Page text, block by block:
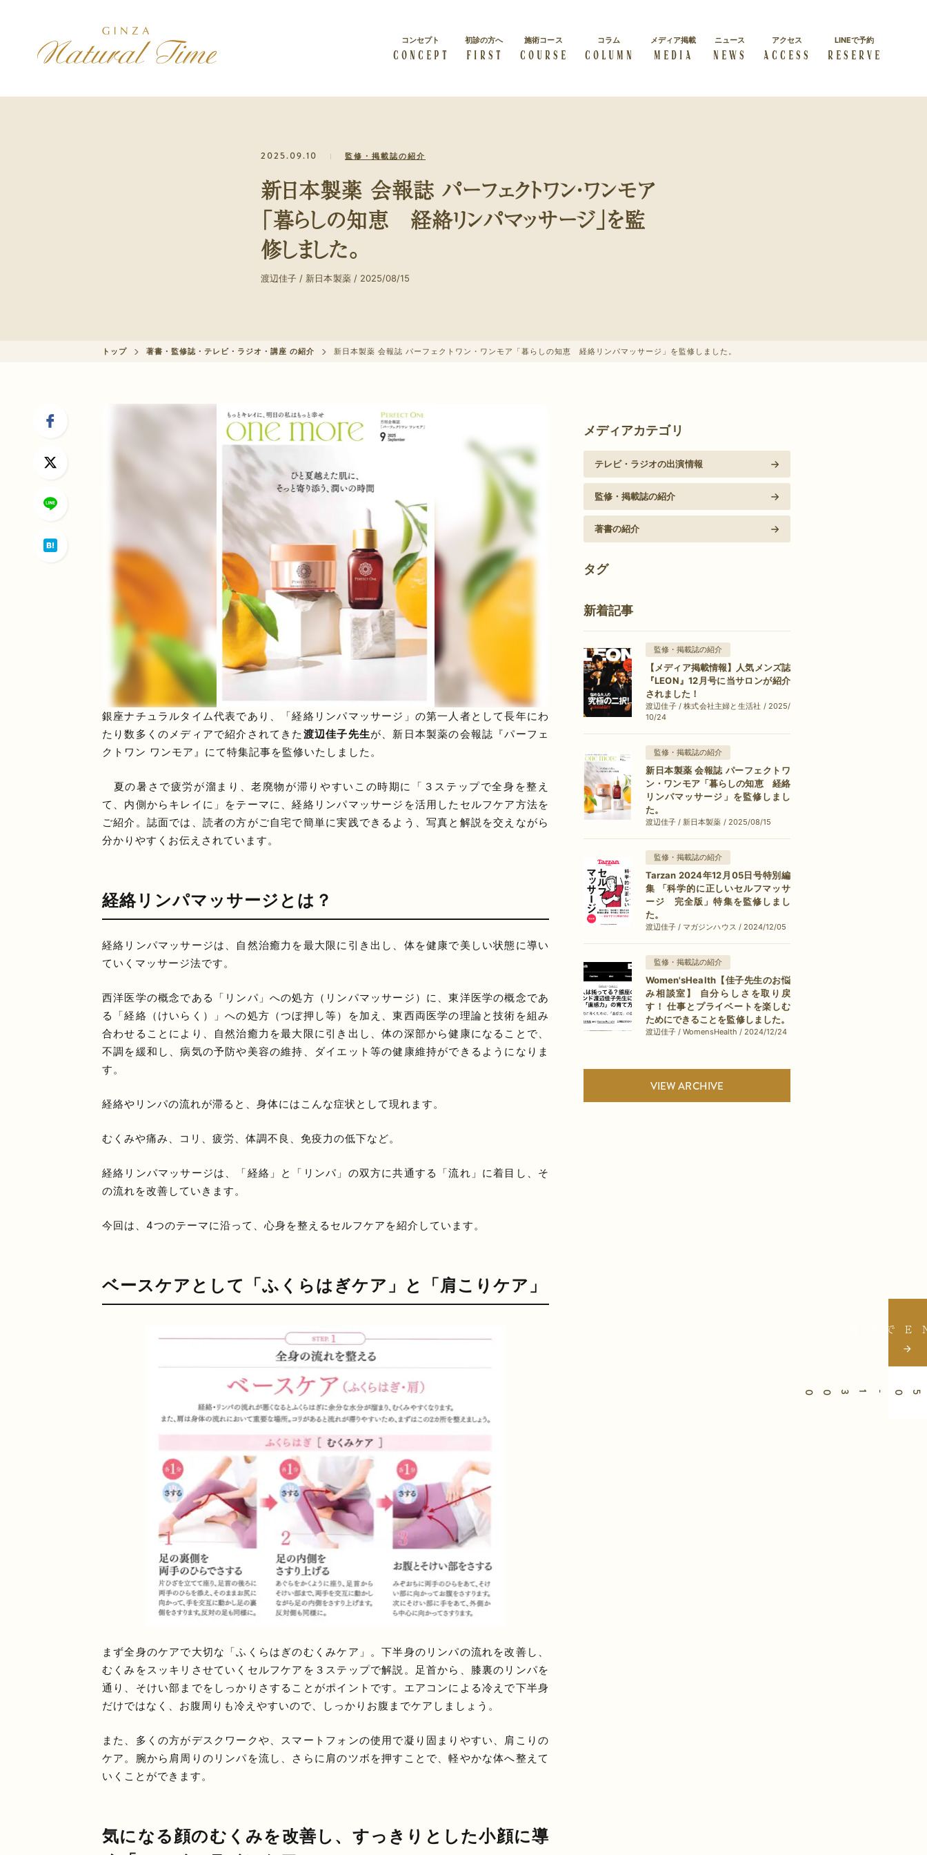
コンセプト
CONCEPT
初診の方へ
FIRST
施術コース
COURSE
経絡リンパマッサージを受け
たい方
症状・体質を改善したい方
ビューティー
カラダの内側から美しくなり
たい方
コラム
COLUMN
メディア掲載
MEDIA
ニュース
NEWS
アクセス
ACCESS
LINEで予約
RESERVE
2025.09.10 監修・掲載誌の紹介
新日本製薬 会報誌 パーフェクトワン・ワンモア
「暮らしの知恵 経絡リンパマッサージ」を監
修しました。
渡辺佳子 / 新日本製薬 / 2025/08/15
トップ 著書・監修誌・テレビ・ラジオ・講座 の紹介 新日本製薬 会報誌 パーフェクトワン・ワンモア「暮らしの知恵 経絡リンパマッサージ」を監修しました。
銀座ナチュラルタイム代表であり、「経絡リンパマッサージ」の第一人者として長年にわ
たり数多くのメディアで紹介されてきた 渡辺佳子先生が、新日本製薬の会報誌『パーフェ
クトワン ワンモア』にて特集記事を監修いたしました。
夏の暑さで疲労が溜まり、老廃物が滞りやすいこの時期に「３ステップで全身を整え
て、内側からキレイに」をテーマに、経絡リンパマッサージを活用したセルフケア方法を
ご紹介。誌面では、読者の方がご自宅で簡単に実践できるよう、写真と解説を交えながら
分かりやすくお伝えされています。
経絡リンパマッサージとは？
経絡リンパマッサージは、自然治癒力を最大限に引き出し、体を健康で美しい状態に導い
ていくマッサージ法です。
西洋医学の概念である「リンパ」への処方（リンパマッサージ）に、東洋医学の概念であ
る「経絡（けいらく）」への処方（つぼ押し等）を加え、東西両医学の理論と技術を組み
合わせることにより、自然治癒力を最大限に引き出し、体の深部から健康になることで、
不調を緩和し、病気の予防や美容の維持、ダイエット等の健康維持ができるようになりま
す。
経絡やリンパの流れが滞ると、身体にはこんな症状として現れます。
むくみや痛み、コリ、疲労、体調不良、免疫力の低下など。
経絡リンパマッサージは、「経絡」と「リンパ」の双方に共通する「流れ」に着目し、そ
の流れを改善していきます。
今回は、4つのテーマに沿って、心身を整えるセルフケアを紹介しています。
ベースケアとして「ふくらはぎケア」と「肩こりケア」
まず全身のケアで大切な「ふくらはぎのむくみケア」。下半身のリンパの流れを改善し、
むくみをスッキリさせていくセルフケアを３ステップで解説。足首から、膝裏のリンパを
通り、そけい部までをしっかりさすることがポイントです。エアコンによる冷えで下半身
だけではなく、お腹周りも冷えやすいので、しっかりお腹までケアしましょう。
また、多くの方がデスクワークや、スマートフォンの使用で凝り固まりやすい、肩こりの
ケア。腕から肩周りのリンパを流し、さらに肩のツボを押すことで、軽やかな体へ整えて
いくことができます。
気になる顔のむくみを改善し、すっきりとした小顔に導
メディアカテゴリ
テレビ・ラジオの出演情報
監修・掲載誌の紹介
著書の紹介
タグ
新着記事
監修・掲載誌の紹介
【メディア掲載情報】人気メンズ誌
『LEON』12月号に当サロンが紹介
されました！
渡辺佳子 / 株式会社主婦と生活社 / 2025/
10/24
監修・掲載誌の紹介
新日本製薬 会報誌 パーフェクトワ
ン・ワンモア「暮らしの知恵 経絡
リンパマッサージ」を監修しまし
た。
渡辺佳子 / 新日本製薬 / 2025/08/15
監修・掲載誌の紹介
Tarzan 2024年12月05日号特別編
集 「科学的に正しいセルフマッサ
ージ 完全版」特集を監修しまし
た。
渡辺佳子 / マガジンハウス / 2024/12/05
監修・掲載誌の紹介
Women'sHealth【佳子先生のお悩
み相談室】 自分らしさを取り戻
す！ 仕事とプライベートを楽しむ
ためにできることを監修しました。
渡辺佳子 / WomensHealth / 2024/12/24
VIEW ARCHIVE